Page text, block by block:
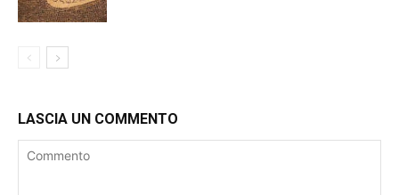
LASCIA UN COMMENTO